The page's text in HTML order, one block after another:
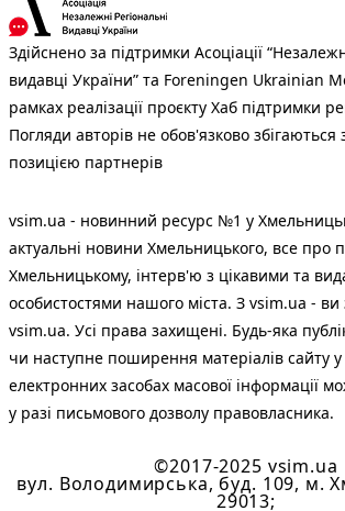
Здійснено за підтримки Асоціації
видавці України” та Foreningen Ukrainian
рамках реалізації проєкту Хаб підтримки
Погляди авторів не обов'язково збігаються
позицією партнерів
vsim.ua - новинний ресурс №1 у
актуальні новини Хмельницького, все про
Хмельницькому, інтерв'ю з цікавими та
особистостями нашого міста. З vsim.ua -
vsim.ua. Усі права захищені. Будь-яка
чи наступне поширення матеріалів сайту
електронних засобах масової інформації
у разі письмового дозволу правовласника.
©2017-2025 vsim.ua
вул. Володимирська, буд. 109, м.
29013;